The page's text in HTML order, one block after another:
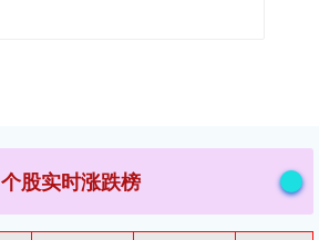
个股实时涨跌榜